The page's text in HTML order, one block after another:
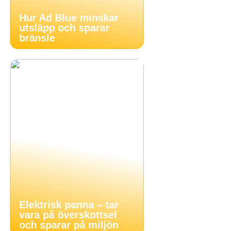
Hur Ad Blue minskar
utsläpp och sparar
bränsle
Elektrisk panna – tar
vara på överskottsel
och sparar på miljön